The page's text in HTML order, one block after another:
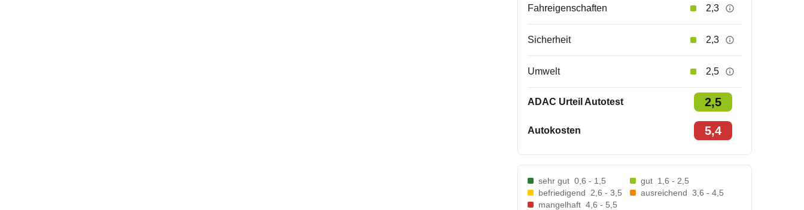
Fahreigenschaften 2,3
Sicherheit 2,3
Umwelt 2,5
ADAC Urteil Autotest 2,5
Autokosten 5,4
sehr gut 0,6 - 1,5 gut 1,6 - 2,5
befriedigend
2,6 - 3,5 ausreichend 3,6 - 4,5
mangelhaft 4,6 - 5,5